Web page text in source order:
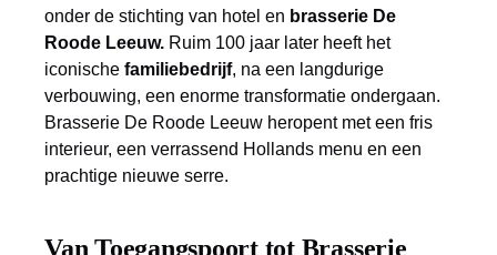
onder de stichting van hotel en brasserie De
Roode Leeuw. Ruim 100 jaar later heeft het
iconische familiebedrijf, na een langdurige
verbouwing, een enorme transformatie ondergaan.
Brasserie De Roode Leeuw heropent met een fris
interieur, een verrassend Hollands menu en een
prachtige nieuwe serre.
Van Toegangspoort tot Brasserie